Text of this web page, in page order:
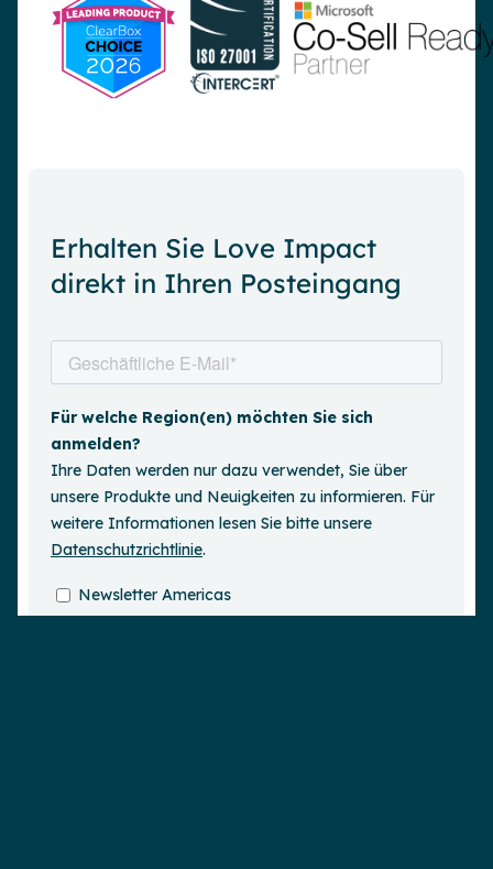
Demo anfordern
Erhalten Sie Love Impact
direkt in Ihren Posteingang